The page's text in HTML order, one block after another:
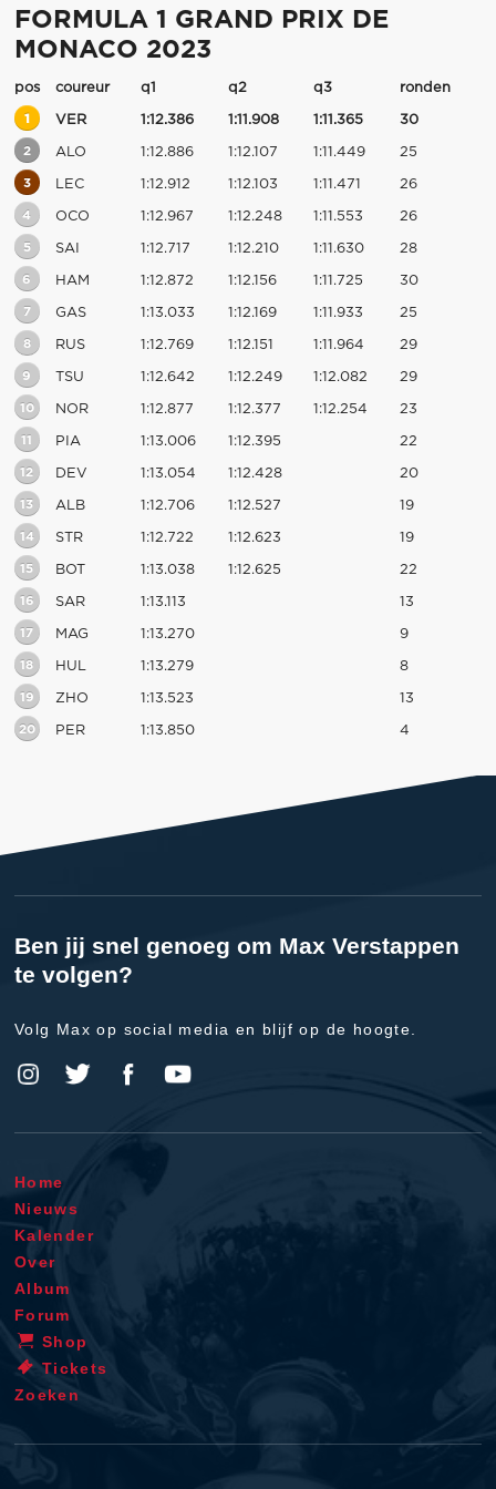
FORMULA 1 GRAND PRIX DE
MONACO 2023
pos coureur q1 q2 q3 ronden
1 VER 1:12.386 1:11.908 1:11.365 30
2 ALO 1:12.886 1:12.107 1:11.449 25
3 LEC 1:12.912 1:12.103 1:11.471 26
4 OCO 1:12.967 1:12.248 1:11.553 26
5 SAI 1:12.717 1:12.210 1:11.630 28
6 HAM 1:12.872 1:12.156 1:11.725 30
7 GAS 1:13.033 1:12.169 1:11.933 25
8 RUS 1:12.769 1:12.151 1:11.964 29
9 TSU 1:12.642 1:12.249 1:12.082 29
10 NOR 1:12.877 1:12.377 1:12.254 23
11 PIA 1:13.006 1:12.395 22
12 DEV 1:13.054 1:12.428 20
13 ALB 1:12.706 1:12.527 19
14 STR 1:12.722 1:12.623 19
15 BOT 1:13.038 1:12.625 22
16 SAR 1:13.113 13
17 MAG 1:13.270 9
18 HUL 1:13.279 8
19 ZHO 1:13.523 13
20 PER 1:13.850 4
Ben jij snel genoeg om Max Verstappen
te volgen?
Volg Max op social media en blijf op de hoogte.
Home
Nieuws
Kalender
Over
Album
Forum
Shop
Tickets
Zoeken